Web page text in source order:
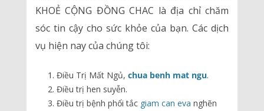
KHOẺ CỘNG ĐỒNG CHAC là địa chỉ chăm
sóc tin cậy cho sức khỏe của bạn. Các dịch
vụ hiện nay của chúng tôi:
Điều Trị Mất Ngủ, chua benh mat ngu.
Điều trị hen suyễn.
Điều trị bệnh phổi tắc giam can eva nghẽn